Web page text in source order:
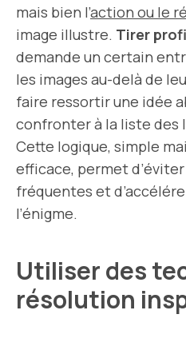
mais bien l’action ou le
image illustre. Tirer
demande un certain
les images au-delà de
faire ressortir une idée
confronter à la liste des
Cette logique, simple
efficace, permet
fréquentes et
l’énigme.
Utiliser des
résolution